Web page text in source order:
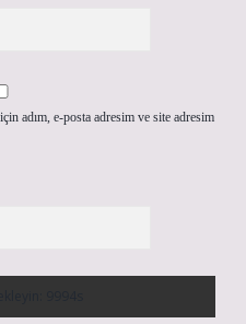
adım, e-posta adresim ve site adresim